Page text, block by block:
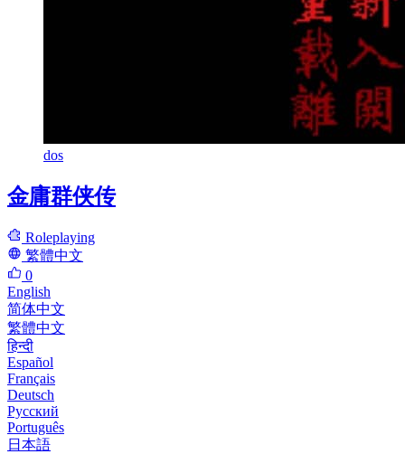
dos
金庸群侠传
Roleplaying
繁體中文
0
English
简体中文
繁體中文
हिन्दी
Español
Français
Deutsch
Русский
Português
日本語